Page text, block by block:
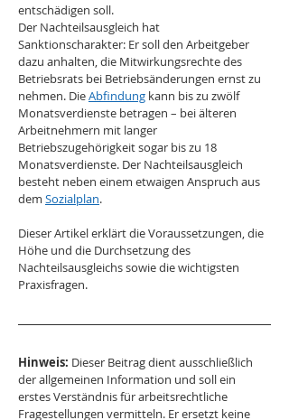
entschädigen soll.
Der Nachteilsausgleich hat
Sanktionscharakter: Er soll den Arbeitgeber
dazu anhalten, die Mitwirkungsrechte des
Betriebsrats bei Betriebsänderungen ernst zu
nehmen. Die Abfindung kann bis zu zwölf
Monatsverdienste betragen – bei älteren
Arbeitnehmern mit langer
Betriebszugehörigkeit sogar bis zu 18
Monatsverdienste. Der Nachteilsausgleich
besteht neben einem etwaigen Anspruch aus
dem Sozialplan.
Dieser Artikel erklärt die Voraussetzungen, die
Höhe und die Durchsetzung des
Nachteilsausgleichs sowie die wichtigsten
Praxisfragen.
Hinweis: Dieser Beitrag dient ausschließlich
der allgemeinen Information und soll ein
erstes Verständnis für arbeitsrechtliche
Fragestellungen vermitteln. Er ersetzt keine